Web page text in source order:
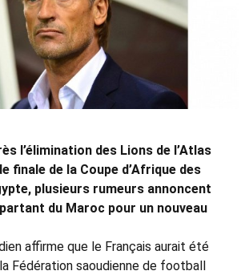
l’élimination des Lions de l’Atlas
finale de la Coupe d’Afrique des
plusieurs rumeurs annoncent
du Maroc pour un nouveau
affirme que le Français aurait été
Fédération saoudienne de football